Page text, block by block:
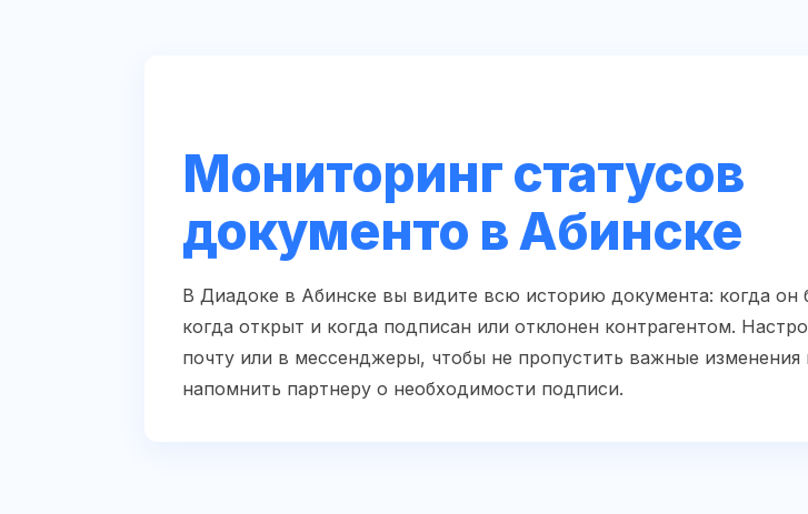
Мониторинг статусов
документо в Абинске
В Диадоке в Абинске вы видите всю историю документа: когда он
когда открыт и когда подписан или отклонен контрагентом.
почту или в мессенджеры, чтобы не пропустить важные изменения
напомнить партнеру о необходимости подписи.